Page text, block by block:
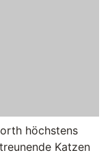
höchstens
Katzen